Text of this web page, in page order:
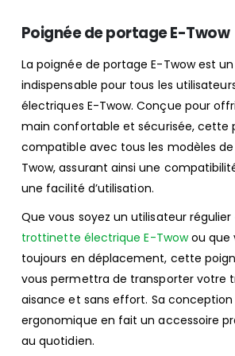
Poignée de portage E-Twow
La poignée de portage E-Twow est
indispensable pour tous les
électriques E-Twow. Conçue pour
main confortable et sécurisée, cette
compatible avec tous les modèles
Twow, assurant ainsi une
une facilité d’utilisation.
Que vous soyez un utilisateur
trottinette électrique E-Twowou que
toujours en déplacement, cette
vous permettra de transporter votre
aisance et sans effort. Sa
ergonomique en fait un accessoire
au quotidien.